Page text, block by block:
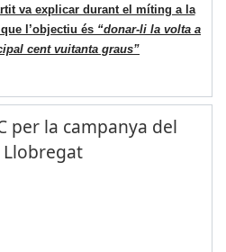
va explicar durant el míting a la
l’objectiu és “donar-li la volta a
cent vuitanta graus”